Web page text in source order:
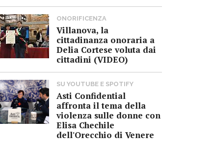
ONORIFICENZA
Villanova, la
cittadinanza onoraria a
Delia Cortese voluta dai
cittadini (VIDEO)
SU YOUTUBE E SPOTIFY
Asti Confidential
affronta il tema della
violenza sulle donne con
Elisa Chechile
dell'Orecchio di Venere